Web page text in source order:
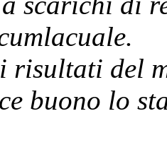
risultati del
buono lo